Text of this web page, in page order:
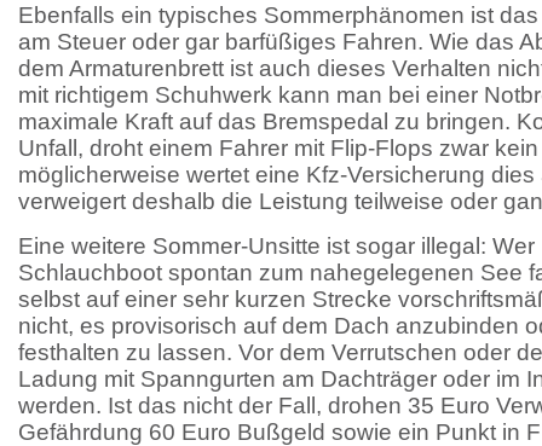
Ebenfalls ein typisches Sommerphänomen ist
am Steuer oder gar barfüßiges Fahren. Wie das
dem Armaturenbrett ist auch dieses Verhalten
mit richtigem Schuhwerk kann man bei einer
maximale Kraft auf das Bremspedal zu bringen.
Unfall, droht einem Fahrer mit Flip-Flops zwar
möglicherweise wertet eine Kfz-Versicherung
verweigert deshalb die Leistung teilweise oder
Eine weitere Sommer-Unsitte ist sogar illegal:
Schlauchboot spontan zum nahegelegenen See
selbst auf einer sehr kurzen Strecke
nicht, es provisorisch auf dem Dach anzubinden
festhalten zu lassen. Vor dem Verrutschen oder
Ladung mit Spanngurten am Dachträger oder im
werden. Ist das nicht der Fall, drohen 35 Euro
Gefährdung 60 Euro Bußgeld sowie ein Punkt in